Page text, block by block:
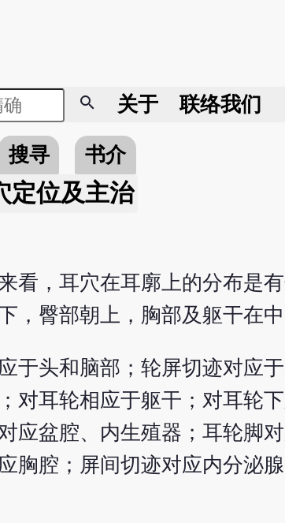
search 关于 联络我们
搜寻
书介
定位及主治
看，耳穴在耳廓上的分布是
，臀部朝上，胸部及躯干在中
于头和脑部；轮屏切迹对应
对耳轮相应于躯干；对耳轮
应盆腔、内生殖器；耳轮脚
胸腔；屏间切迹对应内分泌腺